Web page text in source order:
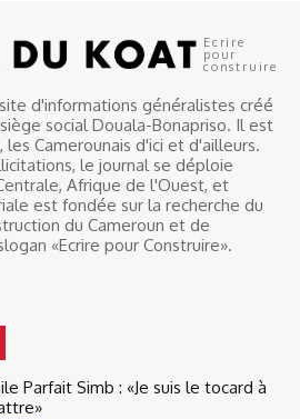
Ecrire
pour
construire
d'informations généralistes créé
social Douala-Bonapriso. Il est
les Camerounais d'ici et d'ailleurs.
le journal se déploie
Afrique de l'Ouest, et
est fondée sur la recherche du
du Cameroun et de
«Ecrire pour Construire».
Parfait Simb : «Je suis le tocard à